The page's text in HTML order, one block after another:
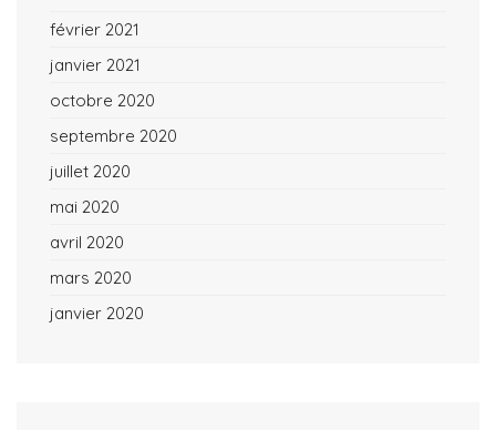
février 2021
janvier 2021
octobre 2020
septembre 2020
juillet 2020
mai 2020
avril 2020
mars 2020
janvier 2020